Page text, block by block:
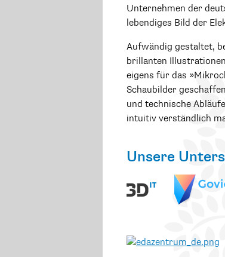
Unternehmen der
lebendiges Bild der
Aufwändig gestaltet,
brillanten
eigens für das
Schaubilder
und technische
intuitiv verständlich
Unsere